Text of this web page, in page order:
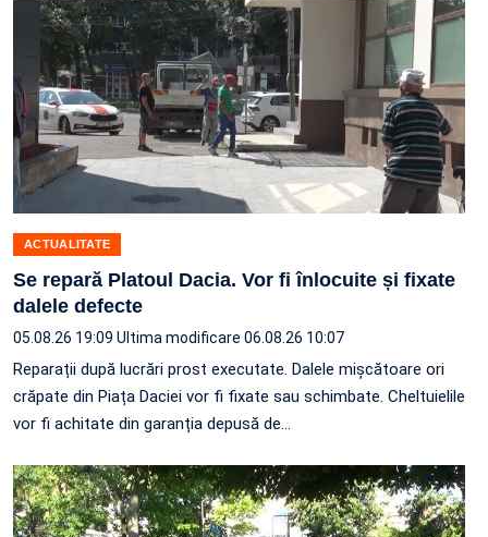
ACTUALITATE
Se repară Platoul Dacia. Vor fi înlocuite și fixate
dalele defecte
05.08.26 19:09 Ultima modificare 06.08.26 10:07
Reparații după lucrări prost executate. Dalele mișcătoare ori
crăpate din Piața Daciei vor fi fixate sau schimbate. Cheltuielile
vor fi achitate din garanția depusă de…